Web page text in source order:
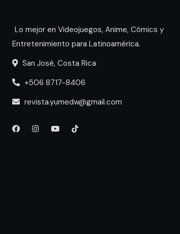
Lo mejor en Videojuegos, Anime, Cómics y
Entretenimiento para Latinoamérica.
San José, Costa Rica
+506 8717-8406
revista.yumedw@gmail.com